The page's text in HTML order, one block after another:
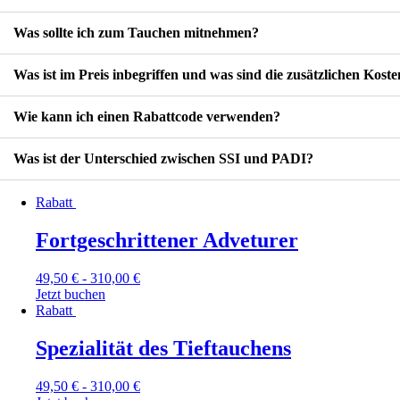
Was sollte ich zum Tauchen mitnehmen?
Was ist im Preis inbegriffen und was sind die zusätzlichen
Wie kann ich einen Rabattcode verwenden?
Was ist der Unterschied zwischen SSI und PADI?
Rabatt
Fortgeschrittener Adveturer
49,50 € - 310,00 €
Jetzt buchen
Rabatt
Spezialität des Tieftauchens
49,50 € - 310,00 €